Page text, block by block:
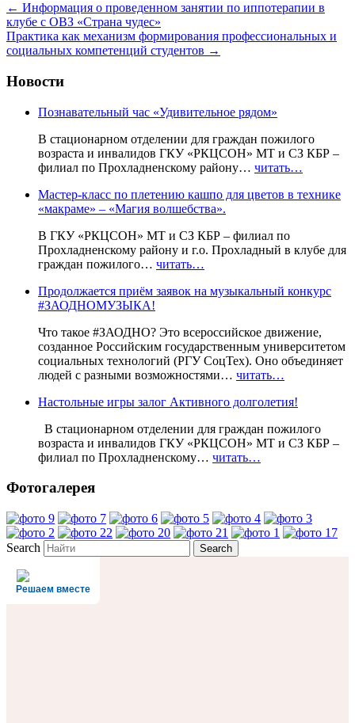
← Информация о проведенном занятии по иппотерапии в
клубе с ОВЗ «Страна чудес»
Практика как механизм формирования профессиональных и
социальных компетенций студентов →
Новости
Познавательный час «Удивительное рядом»
В стационарном отделении для граждан пожилого
возраста и инвалидов ГКУ «РКЦСОН» МТ и СЗ КБР –
филиал по Прохладненскому району… читать…
Мастер-класс по плетению кашпо для цветов в технике
«макраме» – «Магия волшебства».
В ГКУ «РКЦСОН» МТ и СЗ КБР – филиал по
Прохладненскому району и г.о. Прохладный в клубе для
граждан пожилого… читать…
Продолжается приём заявок на музыкальный конкурс
#ЗАОДНОМУЗЫКА!
Что такое #ЗАОДНО? Это всероссийское движение,
созданное Российским государственным университетом
социальных технологий (РГУ СоцТех). Оно объединяет
людей с разными возможностями… читать…
Настольные игры залог Активного долголетия!
В стационарном отделении для граждан пожилого
возраста и инвалидов ГКУ «РКЦСОН» МТ и СЗ КБР –
филиал по Прохладненскому… читать…
Фотогалерея
Search
Решаем вместе